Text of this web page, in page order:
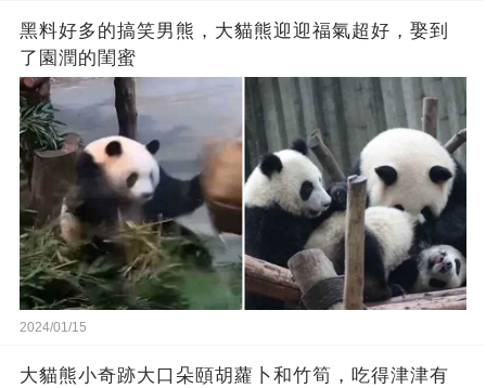
黑料好多的搞笑男熊，大貓熊迎迎福氣超好，娶到
了園潤的閨蜜
2024/01/15
大貓熊小奇跡大口朵頤胡蘿卜和竹筍，吃得津津有